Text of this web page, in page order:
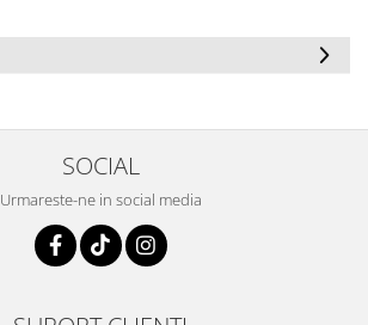
SOCIAL
Urmareste-ne in social media